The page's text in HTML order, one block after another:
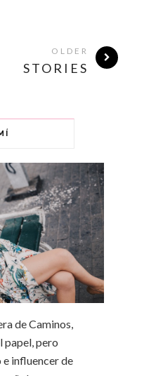
OLDER
STORIES
de Caminos,
papel, pero
influencer de